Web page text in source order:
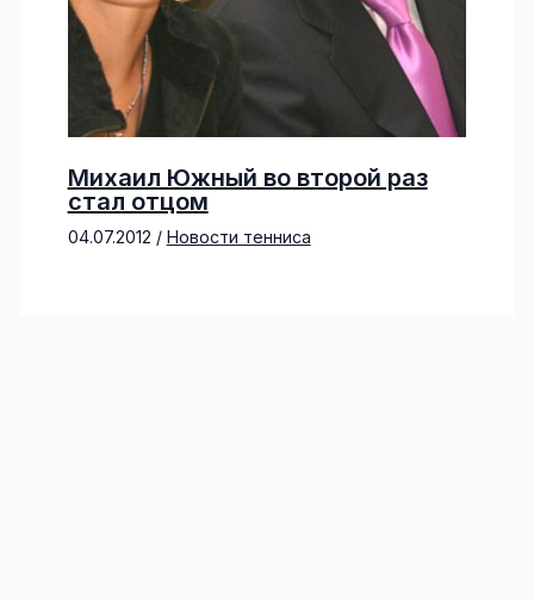
Михаил Южный во второй раз
стал отцом
04.07.2012 / Новости тенниса